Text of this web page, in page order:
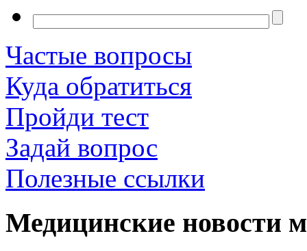
Частые вопросы
Куда обратиться
Пройди тест
Задай вопрос
Полезные ссылки
Медицинские новости